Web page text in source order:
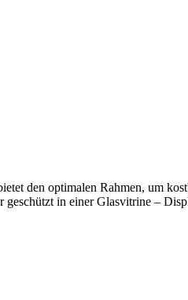
den optimalen Rahmen, um
geschützt in einer Glasvitrine –